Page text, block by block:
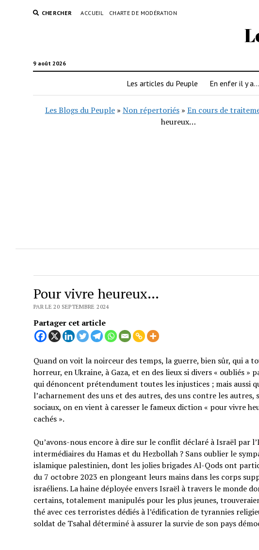
CHERCHER ACCUEIL CHARTE DE MODÉRATION
9 août 2026
Les articles du Peuple En enfer il y
Les Blogs du Peuple» Non répertoriés» En cours de
heureux…
Pour vivre heureux…
PAR LE 20 SEPTEMBRE 2024
Partager cet article
Quand on voit la noirceur des temps, la guerre, bien sûr, qui a
horreur, en Ukraine, à Gaza, et en des lieux si divers « oubliés »
qui dénoncent prétendument toutes les injustices ; mais aussi
l’acharnement des uns et des autres, des uns contre les autres,
sociaux, on en vient à caresser le fameux diction « pour vivre
cachés ».
Qu’avons-nous encore à dire sur le conflit déclaré à Israël par
intermédiaires du Hamas et du Hezbollah ? Sans oublier le
islamique palestinien, dont les jolies brigades Al-Qods ont
du 7 octobre 2023 en plongeant leurs mains dans les corps
israéliens. La haine déployée envers Israël à travers le monde
certains, totalement manipulés pour les plus jeunes,
thé avec ces terroristes dédiés à l’édification de tyrannies
soldat de Tsahal déterminé à assurer la survie de son pays